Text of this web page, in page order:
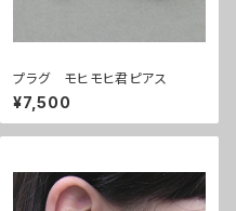
プラグ モヒモヒ君ピアス
¥7,500